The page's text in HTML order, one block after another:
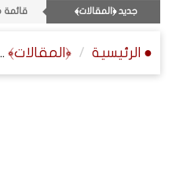
جديد ﴿المقالات﴾ قائمة
قائمة ● الرئيسية ﴿المقالات﴾